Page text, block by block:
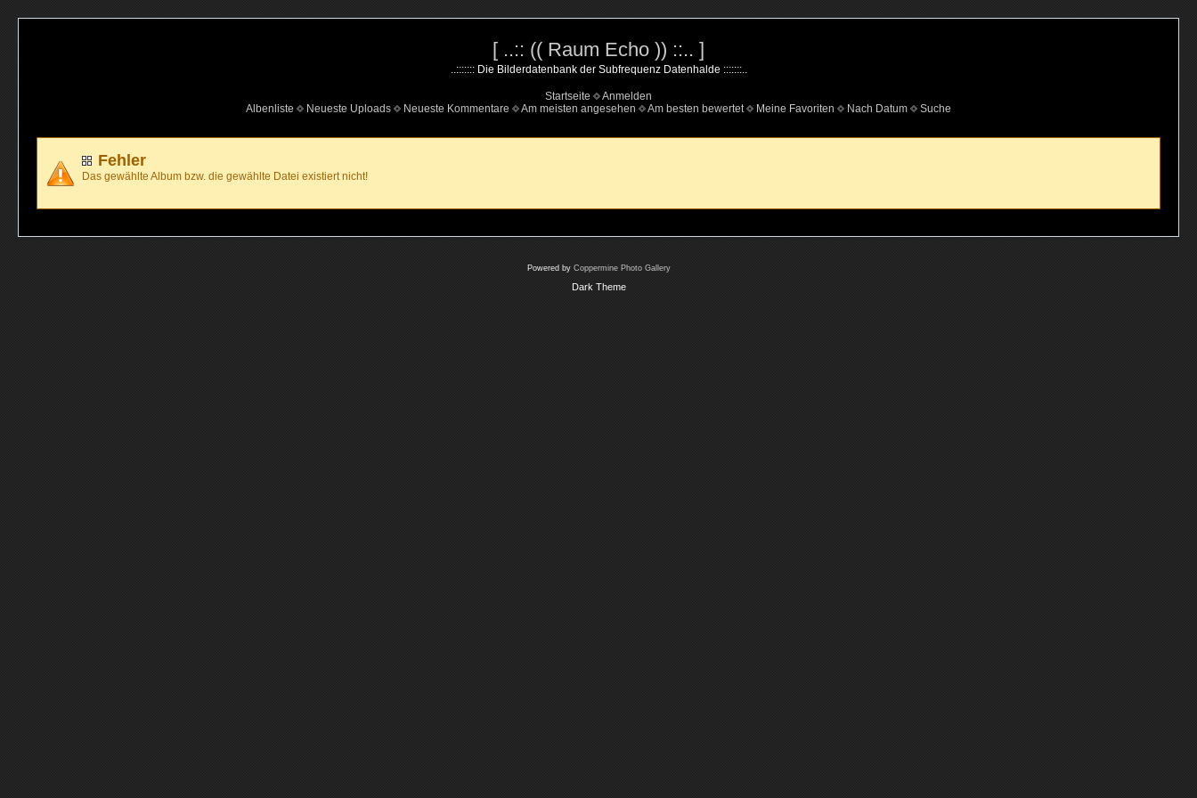
[ ..:: (( Raum Echo )) ::.. ]
..::::::: Die Bilderdatenbank der Subfrequenz Datenhalde :::::::..
Startseite
Anmelden
Albenliste
Neueste Uploads Neueste Kommentare Am meisten angesehen Am besten bewertet Meine Favoriten Nach Datum Suche
Fehler
Das gewählte Album bzw. die gewählte Datei existiert nicht!
Powered by Coppermine Photo Gallery
Dark Theme